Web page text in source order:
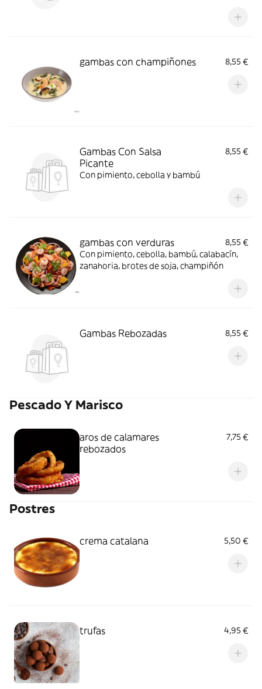
gambas con champiñones 8,55 €
Gambas Con Salsa
Picante
8,55 €
Con pimiento, cebolla y bambú
gambas con verduras
8,55 €
Con pimiento, cebolla, bambú, calabacín,
zanahoria, brotes de soja, champiñón
Gambas Rebozadas 8,55 €
Pescado Y Marisco
aros de calamares
rebozados
7,75 €
Postres
crema catalana 5,50 €
trufas 4,95 €